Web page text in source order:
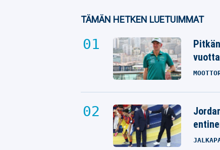
TÄMÄN HETKEN LUETUIMMAT